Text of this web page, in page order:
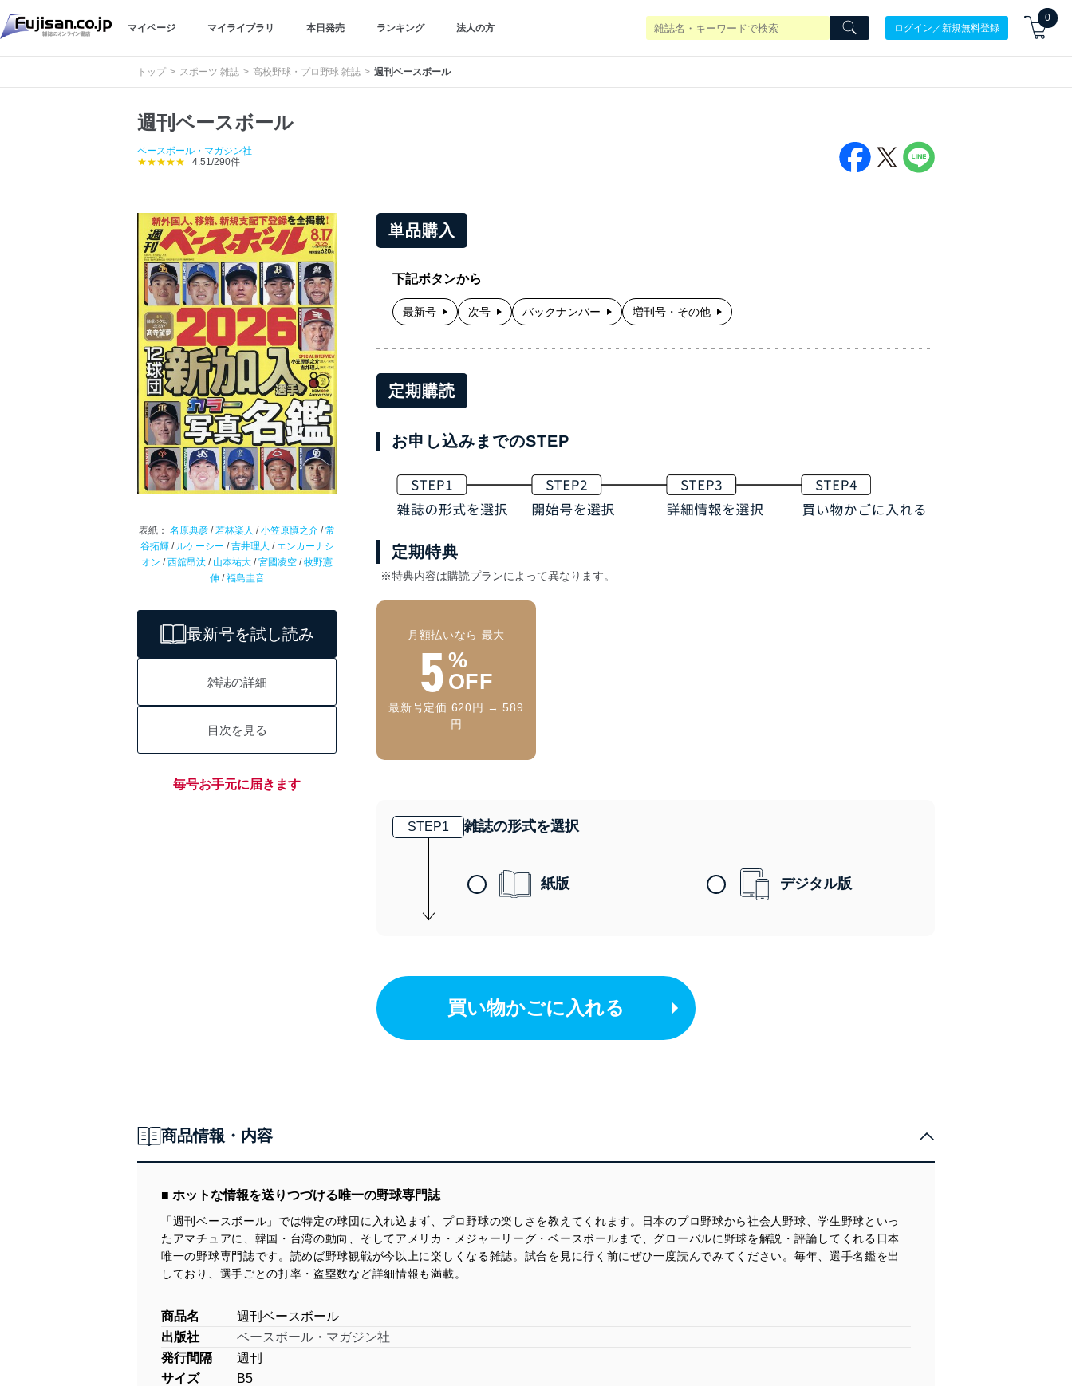
マイページ マイライブラリ 本日発売 ランキング 法人の方 ログイン／新規無料登録
0
トップ スポーツ 雑誌 高校野球・プロ野球 雑誌 週刊ベースボール
週刊ベースボール
ベースボール・マガジン社
★★★★★
4.51/290件
表紙： 名原典彦 /若林楽人 /小笠原慎之介 /常
谷拓輝 / ルケーシー /吉井理人 /エンカーナシ
オン /西舘昂汰 / 山本祐大 /宮國凌空 /牧野憲
伸 /福島圭音
最新号を試し読み
雑誌の詳細
目次を見る
毎号お手元に届きます
単品購入
下記ボタンから
最新号 次号 バックナンバー 増刊号・その他
定期購読
お申し込みまでのSTEP
定期特典
※特典内容は購読プランによって異なります。
月額払いなら 最大
5 %
OFF
最新号定価 620円 → 589
円
STEP1 雑誌の形式を選択
紙版 デジタル版
買い物かごに入れる
商品情報・内容
■ ホットな情報を送りつづける唯一の野球専門誌
「週刊ベースボール」では特定の球団に入れ込まず、プロ野球の楽しさを教えてくれます。日本のプロ野球から社会人野球、学生野球といっ
たアマチュアに、韓国・台湾の動向、そしてアメリカ・メジャーリーグ・ベースボールまで、グローバルに野球を解説・評論してくれる日本
唯一の野球専門誌です。読めば野球観戦が今以上に楽しくなる雑誌。試合を見に行く前にぜひ一度読んでみてください。毎年、選手名鑑を出
しており、選手ごとの打率・盗塁数など詳細情報も満載。
商品名
週刊ベースボール
出版社
ベースボール・マガジン社
発行間隔
週刊
サイズ
B5